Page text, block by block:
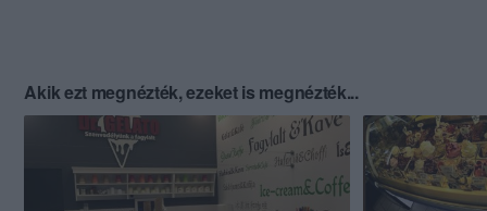
Akik ezt megnézték, ezeket is megnézték...